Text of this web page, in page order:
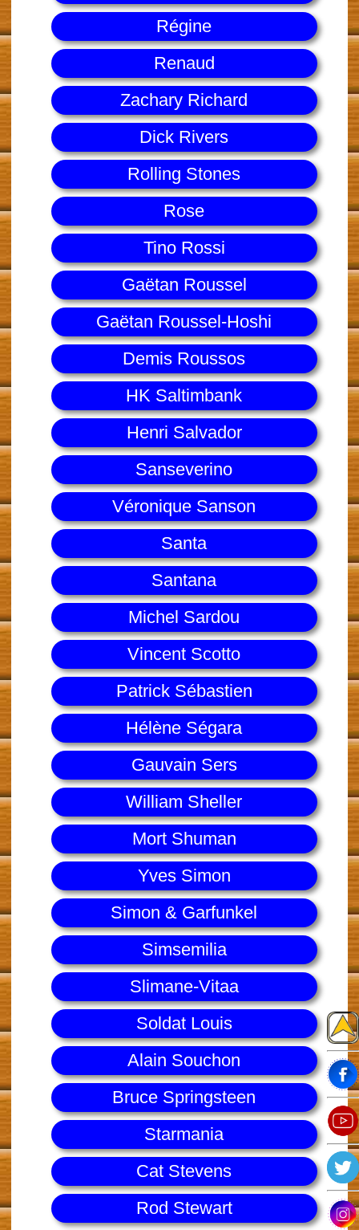
Régine
Renaud
Zachary Richard
Dick Rivers
Rolling Stones
Rose
Tino Rossi
Gaëtan Roussel
Gaëtan Roussel-Hoshi
Demis Roussos
HK Saltimbank
Henri Salvador
Sanseverino
Véronique Sanson
Santa
Santana
Michel Sardou
Vincent Scotto
Patrick Sébastien
Hélène Ségara
Gauvain Sers
William Sheller
Mort Shuman
Yves Simon
Simon & Garfunkel
Simsemilia
Slimane-Vitaa
Soldat Louis
Alain Souchon
Bruce Springsteen
Starmania
Cat Stevens
Rod Stewart